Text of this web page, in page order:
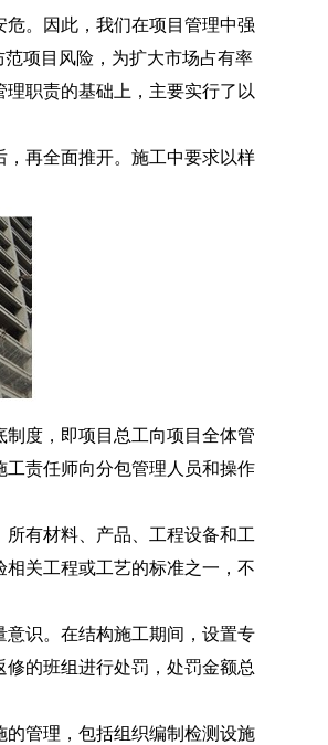
。因此，我们在项目管理中强
项目风险，为扩大市场占有率
职责的基础上，主要实行了以
再全面推开。施工中要求以样
度，即项目总工向项目全体管
责任师向分包管理人员和操作
有材料、产品、工程设备和工
关工程或工艺的标准之一，不
识。在结构施工期间，设置专
的班组进行处罚，处罚金额总
管理，包括组织编制检测设施